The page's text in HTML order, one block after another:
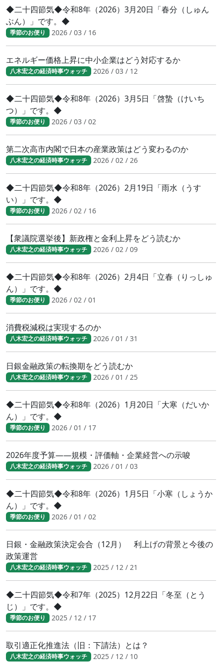
◆二十四節気◆令和8年（2026）3月20日「春分（しゅん
ぶん）」です。◆
季節のお便り 2026 / 03 / 16
エネルギー価格上昇に中小企業はどう対応するか
八木宏之の経済時事ウォッチ 2026 / 03 / 12
◆二十四節気◆令和8年（2026）3月5日「啓蟄（けいち
つ）」です。◆
季節のお便り 2026 / 03 / 02
第二次高市内閣で日本の産業政策はどう変わるのか
八木宏之の経済時事ウォッチ 2026 / 02 / 26
◆二十四節気◆令和8年（2026）2月19日「雨水（うす
い）」です。◆
季節のお便り 2026 / 02 / 16
【衆議院選挙後】新政権と金利上昇をどう読むか
八木宏之の経済時事ウォッチ 2026 / 02 / 09
◆二十四節気◆令和8年（2026）2月4日「立春（りっしゅ
ん）」です。◆
季節のお便り 2026 / 02 / 01
消費税減税は実現するのか
八木宏之の経済時事ウォッチ 2026 / 01 / 31
日銀金融政策の転換期をどう読むか
八木宏之の経済時事ウォッチ 2026 / 01 / 25
◆二十四節気◆令和8年（2026）1月20日「大寒（だいか
ん）」です。◆
季節のお便り 2026 / 01 / 17
2026年度予算――規模・評価軸・企業経営への示唆
八木宏之の経済時事ウォッチ 2026 / 01 / 03
◆二十四節気◆令和8年（2026）1月5日「小寒（しょうか
ん）」です。◆
季節のお便り 2026 / 01 / 02
日銀・金融政策決定会合（12月） 利上げの背景と今後の
政策運営
八木宏之の経済時事ウォッチ 2025 / 12 / 21
◆二十四節気◆令和7年（2025）12月22日「冬至（とう
じ）」です。◆
季節のお便り 2025 / 12 / 17
取引適正化推進法（旧：下請法）とは？
八木宏之の経済時事ウォッチ 2025 / 12 / 10